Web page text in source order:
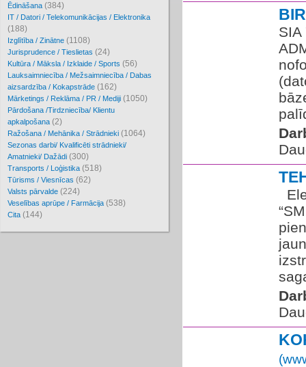
Ēdināšana (384)
IT / Datori / Telekomunikācijas / Elektronika
(188)
Izglītība / Zinātne (1108)
Jurisprudence / Tieslietas (24)
Kultūra / Māksla / Izklaide / Sports (56)
Lauksaimniecība / Mežsaimniecība / Dabas
aizsardzība / Kokapstrāde (162)
Mārketings / Reklāma / PR / Mediji (1050)
Pārdošana /Tirdzniecība/ Klientu
apkalpošana (2)
Ražošana / Mehānika / Strādnieki (1064)
Sezonas darbi/ Kvalificēti strādnieki/
Amatnieki/ Dažādi (300)
Transports / Loģistika (518)
Tūrisms / Viesnīcas (62)
Valsts pārvalde (224)
Veselības aprūpe / Farmācija (538)
Cita (144)
SIA